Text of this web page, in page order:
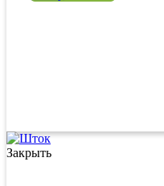
Закрыть